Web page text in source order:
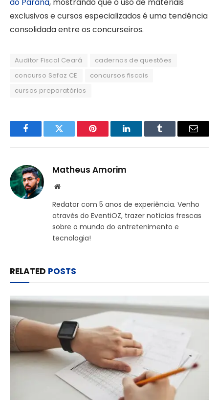
exclusivos e cursos especializados é uma tendência
consolidada entre os concurseiros.
Auditor Fiscal Ceará
cadernos de questões
concurso Sefaz CE
concursos fiscais
cursos preparatórios
FacebookTwitter Pinterest LinkedInTumblr Email
Matheus Amorim
Website
Redator com 5 anos de experiência. Venho
através do EventiOZ, trazer notícias frescas
sobre o mundo do entretenimento e
tecnologia!
RELATED POSTS